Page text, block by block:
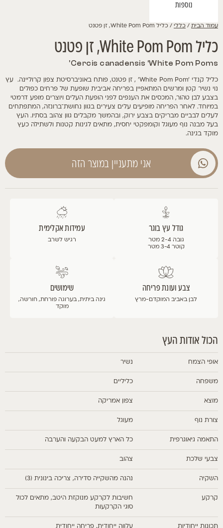
נוספות
עמוד הבית/כללי/ כליל White Pom Pom, זן פטנט
כליל White Pom Pom, זן פטנט
Cercis canadensis ‘White Pom Poms’
כליל קנדי ‘White Pom Pom’ , זן פטנט, פותח באוניברסיטת צפון קרוליינה. עץ
נוי נשיר קטן ומרשים המתאפיין בפריחה אביבית שופעת של פרחים כפולים
בצבע לבן טהור, המכסים את הענפים לפני הופעת העלים ויוצרים מופע דרמטי
במיוחד. לאחר הפריחה מופיעים עלים צעירים בגוון נחושת־ברונזה, המתפתחים
לעלים לבביים מבריקים בצבע ירוק, ובהמשך מקבלים גוון צהוב בסתיו. העץ
בעל מבנה נוף מעוגל וקומפקטי יחסית, מתאים לגינות קטנות ולשתילה כעץ
מוקד בגינה.
אני מתעניין במוצר הזה
גודל עץ בוגר
גובה 2-4 מטר
קוטר 3-4 מטר
עמידות אקלימית
רגיש לשרב
צבע ועונת פריחה
לבן באביב המוקדם-מרץ
שימושים
גינה ביתית, בערוגה פורחת, חורשה,
מוקד
הכול אודות העץ
אופי הצמח נשיר
משפחה כליליים
מוצא צפון אמריקה
צורת נוף מעוגל
התאמה גיאוגרפית כל הארץ למעט הבקעה והערבה
צבעי שלכת צהוב
השקיה נהנה מהשקייה סדירה, צריכה בינונית (3)
קרקע
חשיבות לקרקע מנוקזת היטב, מתאים לכול
סוגי הקרקעות
תכונות ייחודיות עלווה ייחודית, פריחה ייחודית